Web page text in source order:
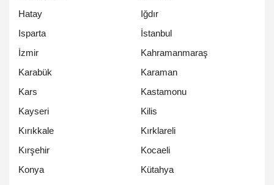
Hatay
Iğdır
Isparta
İstanbul
İzmir
Kahramanmaraş
Karabük
Karaman
Kars
Kastamonu
Kayseri
Kilis
Kırıkkale
Kırklareli
Kırşehir
Kocaeli
Konya
Kütahya